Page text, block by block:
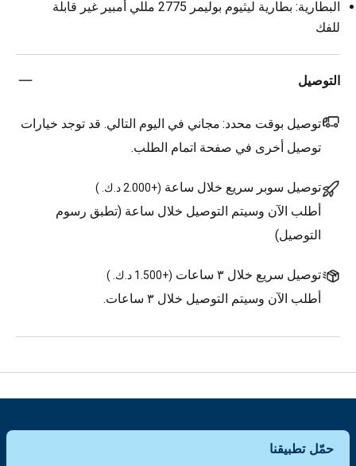
البطارية: بطارية ليثيوم بوليمر 2775 مللي أمبير غير قابلة
للفك
التوصيل
توصيل بوقت محدد: مجاني في اليوم التالي. قد توجد خيارات
توصيل أخرى في صفحة اتمام الطلب.
توصيل سوبر سريع خلال ساعة (+2.000 د.ك. )
أطلب الآن وسيتم التوصيل خلال ساعة (تطبق رسوم
التوصيل)
توصيل سريع خلال ٣ ساعات (+1.500 د.ك. )
أطلب الآن وسيتم التوصيل خلال ٣ ساعات.
حمّل تطبيقنا